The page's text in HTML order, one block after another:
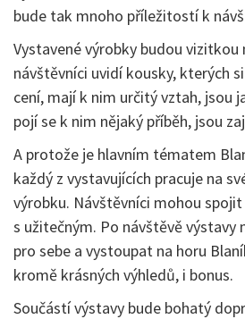
bude tak mnoho příležitostí k
Vystavené výrobky budou vizitkou
návštěvníci uvidí kousky, kterých
cení, mají k nim určitý vztah, jsou
pojí se k nim nějaký příběh, jsou
A protože je hlavním tématem
každý z vystavujících pracuje na
výrobku. Návštěvníci mohou
s užitečným. Po návštěvě výstavy
pro sebe a vystoupat na horu
kromě krásných výhledů, i bonus.
Součástí výstavy bude bohatý